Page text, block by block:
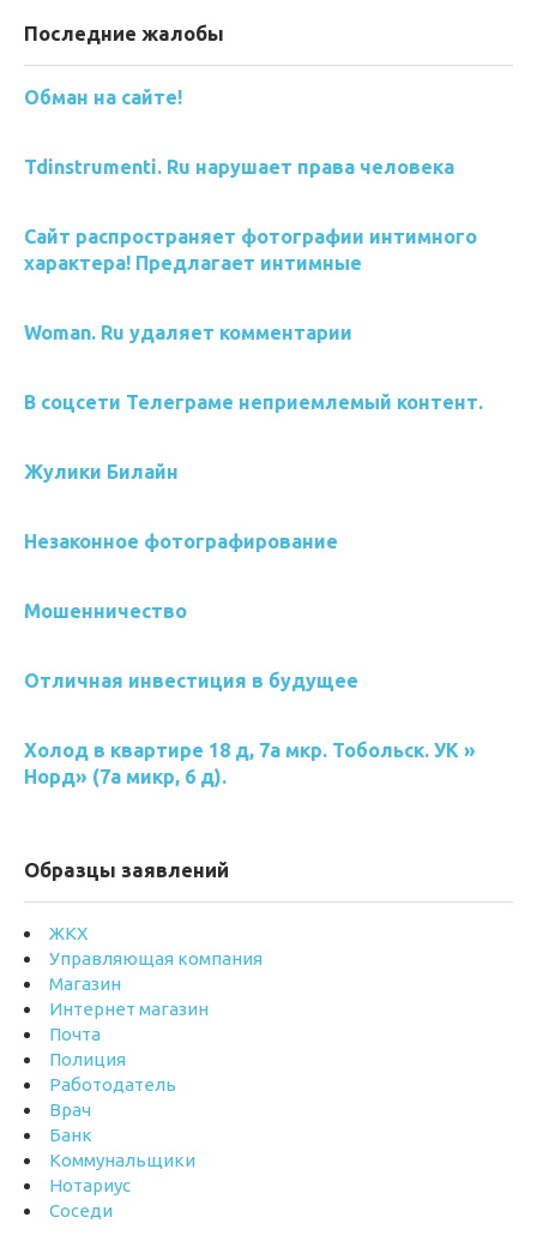
Последние жалобы
Обман на сайте!
Tdinstrumenti. Ru нарушает права человека
Сайт распространяет фотографии интимного
характера! Предлагает интимные
Woman. Ru удаляет комментарии
В соцсети Телеграме неприемлемый контент.
Жулики Билайн
Незаконное фотографирование
Мошенничество
Отличная инвестиция в будущее
Холод в квартире 18 д, 7а мкр. Тобольск. УК »
Норд» (7а микр, 6 д).
Образцы заявлений
ЖКХ
Управляющая компания
Магазин
Интернет магазин
Почта
Полиция
Работодатель
Врач
Банк
Коммунальщики
Нотариус
Соседи